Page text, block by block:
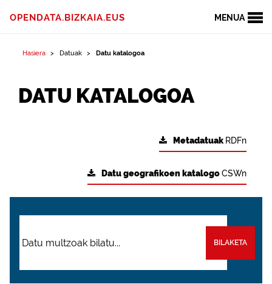
MENUA
OPENDATA.BIZKAIA.EUS
Hasiera Datuak Datu katalogoa
DATU KATALOGOA
Metadatuak RDFn
Datu geografikoen katalogoCSWn
BILAKETA